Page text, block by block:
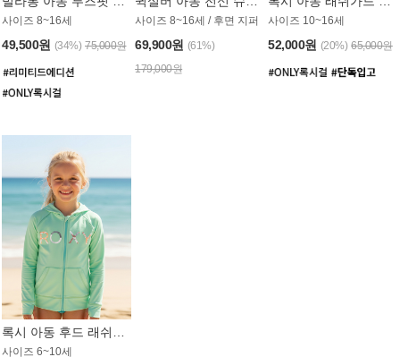
사이즈 8~16세
49,500원 (34%) 75,000원
사이즈 8~16세 / 후면 지퍼
69,900원 (61%)
179,000원
사이즈 10~16세
52,000원 (20%) 65,000원
록시 아동 후드 래쉬가드 GT764MRX
사이즈 6~10세